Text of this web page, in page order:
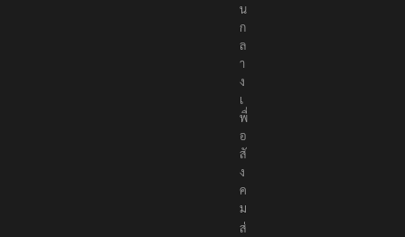
น
ก
ล
า
ง
เ
พื่
อ
สั
ง
ค
ม
ส่